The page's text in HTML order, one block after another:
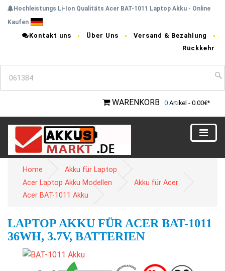
Hochleistungs Li-Ion Qualitäts Acer BAT-1011 Laptop Akku - Online
Kaufen
Kontakt uns Über Uns
Versand & Bezahlung
Rückkehr
WARENKORB 0 Artikel - 0.00€*
Home
Akku für Laptop
Acer Laptop Akku Modellen
Akku für Acer
Acer BAT-1011 Akku
LAPTOP AKKU FÜR ACER BAT-1011
36WH, 3.7V, BATTERIEN